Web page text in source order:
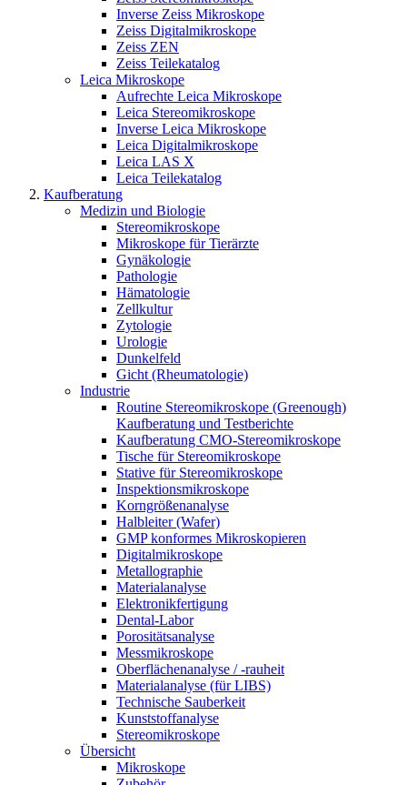
Inverse Zeiss Mikroskope
Zeiss Digitalmikroskope
Zeiss ZEN
Zeiss Teilekatalog
Leica Mikroskope
Aufrechte Leica Mikroskope
Leica Stereomikroskope
Inverse Leica Mikroskope
Leica Digitalmikroskope
Leica LAS X
Leica Teilekatalog
Kaufberatung
Medizin und Biologie
Stereomikroskope
Mikroskope für Tierärzte
Gynäkologie
Pathologie
Hämatologie
Zellkultur
Zytologie
Urologie
Dunkelfeld
Gicht (Rheumatologie)
Industrie
Routine Stereomikroskope (Greenough)
Kaufberatung und Testberichte
Kaufberatung CMO-Stereomikroskope
Tische für Stereomikroskope
Stative für Stereomikroskope
Inspektionsmikroskope
Korngrößenanalyse
Halbleiter (Wafer)
GMP konformes Mikroskopieren
Digitalmikroskope
Metallographie
Materialanalyse
Elektronikfertigung
Dental-Labor
Porositätsanalyse
Messmikroskope
Oberflächenanalyse / -rauheit
Materialanalyse (für LIBS)
Technische Sauberkeit
Kunststoffanalyse
Stereomikroskope
Übersicht
Mikroskope